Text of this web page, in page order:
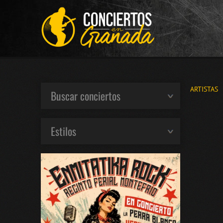
ARTISTAS
Buscar conciertos
Estilos